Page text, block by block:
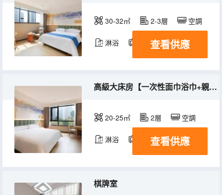
30-32㎡ 2-3層 空調
淋浴 電視機
查看供應
高級大床房【一次性面巾浴巾+親膚布草+輕盈美夢】
20-25㎡ 2層 空調
淋浴 電視機
查看供應
棋牌室